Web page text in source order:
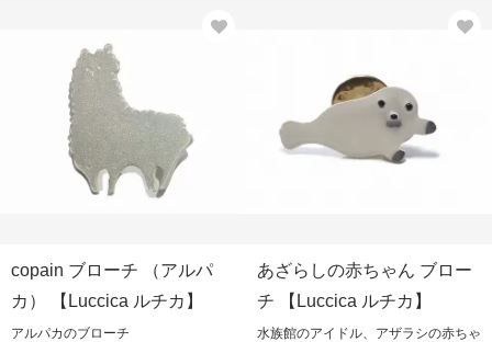
copain ブローチ （アルパ
カ） 【Luccica ルチカ】
アルパカのブローチ
あざらしの赤ちゃん ブロー
チ 【Luccica ルチカ】
水族館のアイドル、アザラシの赤ちゃ